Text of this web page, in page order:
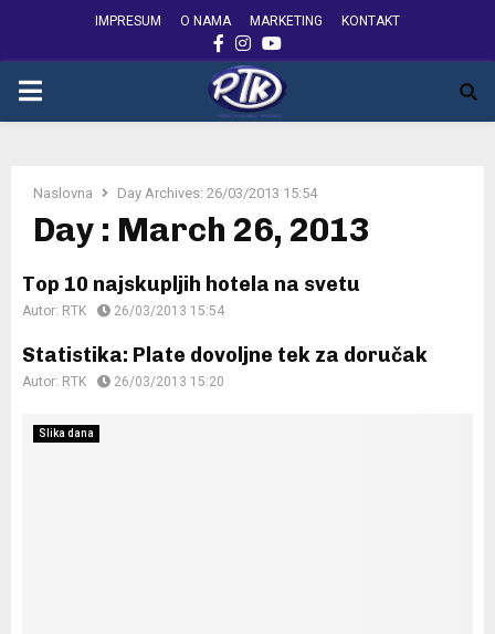
IMPRESUM O NAMA MARKETING KONTAKT
FACEBOOK
INSTAGRAM
YOUTUBE
PRIMARY
Naslovna Day Archives: 26/03/2013 15:54
Day : March 26, 2013
Top 10 najskupljih hotela na svetu
Autor: RTK 26/03/2013 15:54
Statistika: Plate dovoljne tek za doručak
Autor: RTK 26/03/2013 15:20
Slika dana